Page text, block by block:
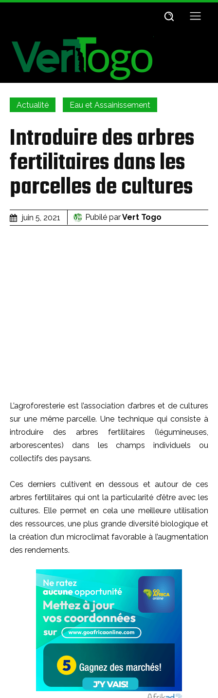
Actualité Eau et Assainissement
Introduire des arbres
fertilitaires dans les
parcelles de cultures
juin 5, 2021 Pubilé parVert Togo
L’agroforesterie est l’association d’arbres et de cultures
sur une même parcelle. Une technique qui consiste à
introduire des arbres fertilitaires (légumineuses,
arborescentes) dans les champs individuels ou
collectifs des paysans.
Ces derniers cultivent en dessous et autour de ces
arbres fertilitaires qui ont la particularité d’être avec les
cultures. Elle permet en cela une meilleure utilisation
des ressources, une plus grande diversité biologique et
la création d’un microclimat favorable à l’augmentation
des rendements.